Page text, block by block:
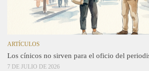
ARTÍCULOS
Los cínicos no sirven para el oficio del
7 DE JULIO DE 2026